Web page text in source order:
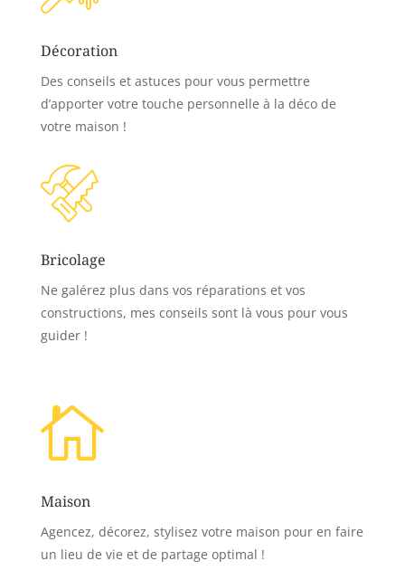
Décoration
Des conseils et astuces pour vous permettre
d’apporter votre touche personnelle à la déco de
votre maison !
Bricolage
Ne galérez plus dans vos réparations et vos
constructions, mes conseils sont là vous pour vous
guider !

Maison
Agencez, décorez, stylisez votre maison pour en faire
un lieu de vie et de partage optimal !